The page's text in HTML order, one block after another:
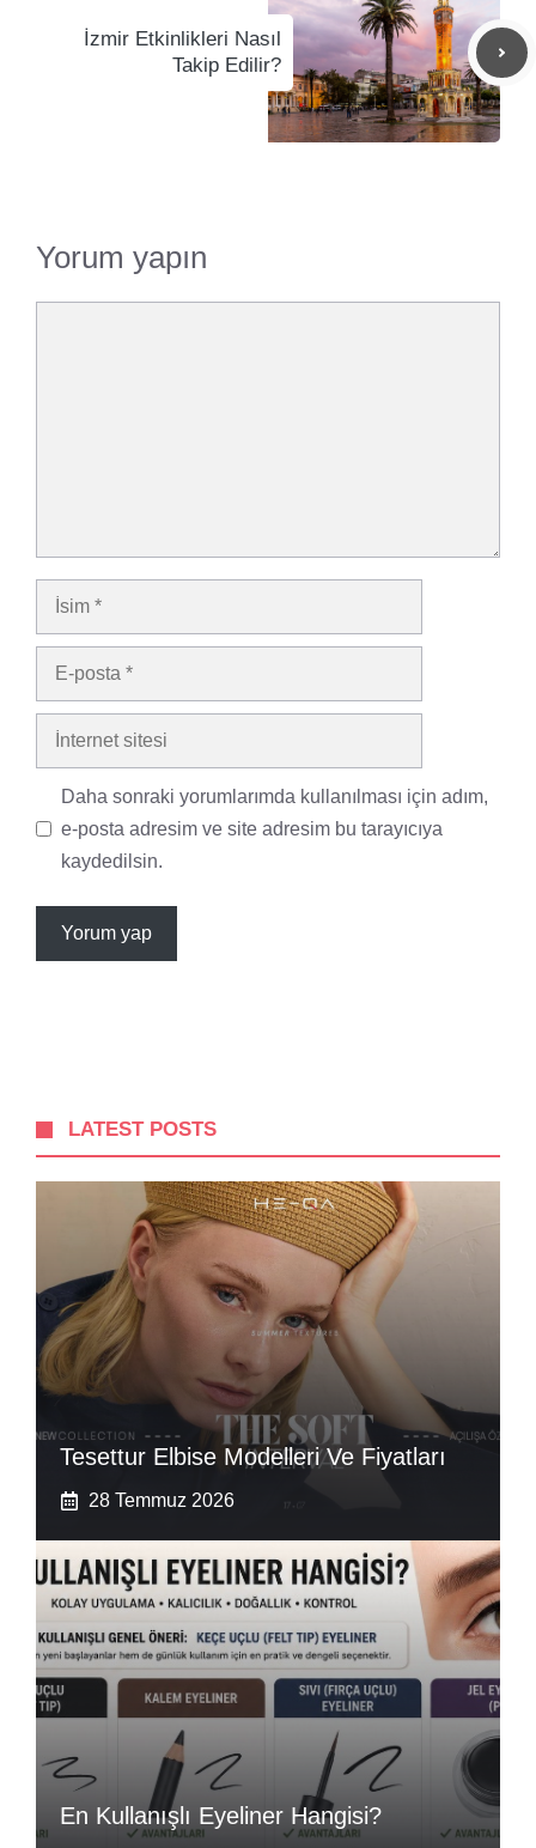
İzmir Etkinlikleri Nasıl
Takip Edilir?
Yorum yapın
İsim
İnternet
Daha sonraki yorumlarımda kullanılması için adım,
e-posta adresim ve site adresim bu tarayıcıya
kaydedilsin.
LATEST POSTS
Tesettur Elbise Modelleri Ve Fiyatları
28 Temmuz 2026
En Kullanışlı Eyeliner Hangisi?